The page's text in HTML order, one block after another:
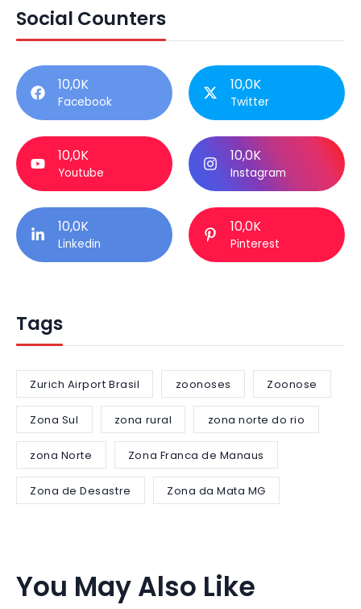
Social Counters
10,0K
Facebook
10,0K
Twitter
10,0K
Youtube
10,0K
Instagram
10,0K
Linkedin
10,0K
Pinterest
Tags
Zurich Airport Brasil zoonoses Zoonose
Zona Sul zona rural zona norte do rio
zona Norte Zona Franca de Manaus
Zona de Desastre Zona da Mata MG
You May Also Like